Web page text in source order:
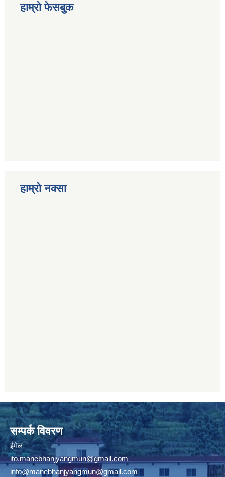
हाम्रो फेसबुक
हाम्रो नक्सा
सम्पर्क विवरण
ईमेलः
ito.manebhanjyangmun@gmail.com
info@manebhanjyangmun@gmail.com